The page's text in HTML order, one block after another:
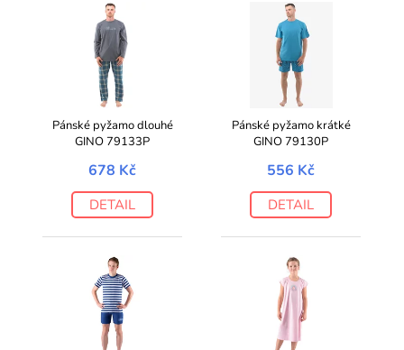
Pánské pyžamo dlouhé
GINO 79133P
678 Kč
DETAIL
Pánské pyžamo krátké
GINO 79130P
556 Kč
DETAIL